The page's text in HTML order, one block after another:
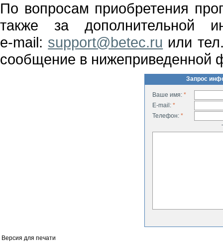
По вопросам приобретения
также за дополнительной
e-mail: support@betec.ru или
сообщение в нижеприведенной
Запрос
Ваше имя: *
E-mail: *
Телефон: *
Версия для печати